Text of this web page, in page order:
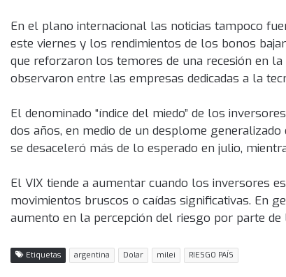
En el plano internacional las noticias tampoco
este viernes y los rendimientos de los bonos
que reforzaron los temores de una recesión en
observaron entre las empresas dedicadas a la
El denominado “índice del miedo” de los
dos años, en medio de un desplome
se desaceleró más de lo esperado en julio,
El VIX tiende a aumentar cuando los inversores
movimientos bruscos o caídas significativas. En
aumento en la percepción del riesgo por parte de
Etiquetas argentina Dolar milei RIESGO PAÍS